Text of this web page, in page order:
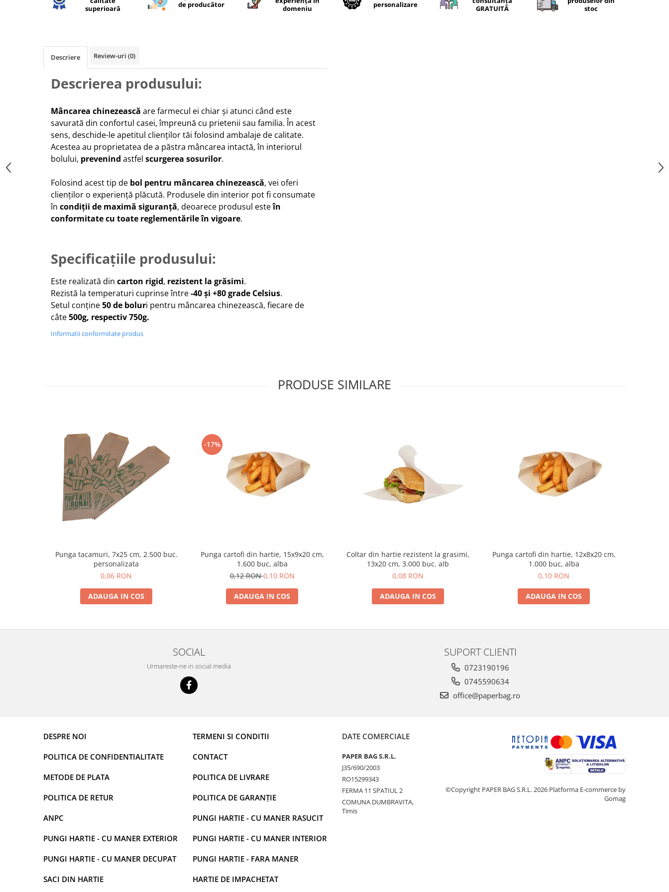
superioară
de producător
domeniu
personalizare
GRATUITĂ
stoc
Descriere Review-uri (0)
Descrierea produsului:
Mâncarea chinezească are farmecul ei chiar și atunci când este
savurată din confortul casei, împreună cu prietenii sau familia. În acest
sens, deschide-le apetitul clienților tăi folosind ambalaje de calitate.
Acestea au proprietatea de a păstra mâncarea intactă, în interiorul
bolului, prevenind astfel scurgerea sosurilor.
Folosind acest tip de bol pentru mâncarea chinezească, vei oferi
clienților o experiență plăcută. Produsele din interior pot fi consumate
în condiții de maximă siguranță, deoarece produsul esteîn
conformitate cu toate reglementările în vigoare.
Specificațiile produsului:
Este realizată din carton rigid, rezistent la grăsimi.
Rezistă la temperaturi cuprinse între-40 și +80 grade Celsius.
Setul conține50 de boluri pentru mâncarea chinezească, fiecare de
câte500g, respectiv 750g.
Informatii conformitate produs
PRODUSE SIMILARE
Punga tacamuri, 7x25 cm, 2.500 buc.
personalizata
0,06 RON
ADAUGA IN COS
-17%
Punga cartofi din hartie, 15x9x20 cm,
1.600 buc, alba
0,12 RON0,10 RON
ADAUGA IN COS
Coltar din hartie rezistent la grasimi,
13x20 cm, 3.000 buc. alb
0,08 RON
ADAUGA IN COS
Punga cartofi din hartie, 12x8x20 cm,
1.000 buc, alba
0,10 RON
ADAUGA IN COS
SOCIAL
Urmareste-ne in social media
SUPORT CLIENTI
0723190196
0745590634
office@paperbag.ro
DESPRE NOI
POLITICA DE CONFIDENTIALITATE
METODE DE PLATA
POLITICA DE RETUR
ANPC
PUNGI HARTIE - CU MANER EXTERIOR
PUNGI HARTIE - CU MANER DECUPAT
SACI DIN HARTIE
TERMENI SI CONDITII
CONTACT
POLITICA DE LIVRARE
POLITICA DE GARANȚIE
PUNGI HARTIE - CU MANER RASUCIT
PUNGI HARTIE - CU MANER INTERIOR
PUNGI HARTIE - FARA MANER
HARTIE DE IMPACHETAT
DATE COMERCIALE
PAPER BAG S.R.L.
J35/690/2003
RO15299343
FERMA 11 SPATIUL 2
COMUNA DUMBRAVITA,
Timis
©Copyright PAPER BAG S.R.L. 2026 Platforma E-commerce by
Gomag